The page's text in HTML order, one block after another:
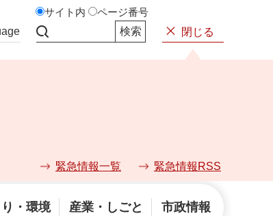
サイト内 ページ番号
閉じる
緊急情報一覧 緊急情報RSS
・環境 産業・しごと 市政情報